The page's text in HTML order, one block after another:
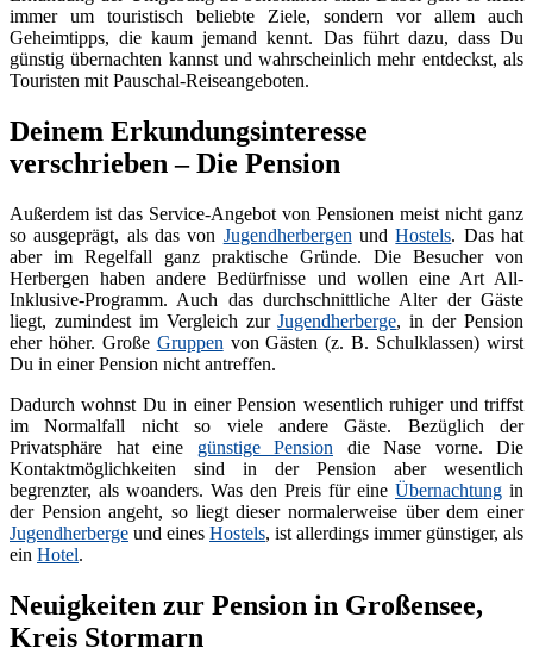
immer um touristisch beliebte Ziele, sondern vor allem auch
Geheimtipps, die kaum jemand kennt. Das führt dazu, dass Du
günstig übernachten kannst und wahrscheinlich mehr entdeckst, als
Touristen mit Pauschal-Reiseangeboten.
Deinem Erkundungsinteresse
verschrieben – Die Pension
Außerdem ist das Service-Angebot von Pensionen meist nicht ganz
so ausgeprägt, als das von Jugendherbergen undHostels. Das hat
aber im Regelfall ganz praktische Gründe. Die Besucher von
Herbergen haben andere Bedürfnisse und wollen eine Art All-
Inklusive-Programm. Auch das durchschnittliche Alter der Gäste
liegt, zumindest im Vergleich zurJugendherberge, in der Pension
eher höher. Große Gruppen von Gästen (z. B. Schulklassen) wirst
Du in einer Pension nicht antreffen.
Dadurch wohnst Du in einer Pension wesentlich ruhiger und triffst
im Normalfall nicht so viele andere Gäste. Bezüglich der
Privatsphäre hat eine günstige Pension die Nase vorne. Die
Kontaktmöglichkeiten sind in der Pension aber wesentlich
begrenzter, als woanders. Was den Preis für eine Übernachtung in
der Pension angeht, so liegt dieser normalerweise über dem einer
Jugendherberge und eines Hostels, ist allerdings immer günstiger, als
ein Hotel.
Neuigkeiten zur Pension in Großensee,
Kreis Stormarn